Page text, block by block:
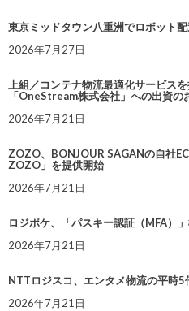
東京ミッドタウン八重洲でロボット
2026年7月27日
上組／コンテナ物流最適化サービス
「OneStream株式会社」への出資の
2026年7月21日
ZOZO、BONJOUR SAGANの自社
ZOZO」を提供開始
2026年7月21日
ロジポケ、「パスキー認証（MFA）
2026年7月21日
NTTロジスコ、エンタメ物流の平時
2026年7月21日